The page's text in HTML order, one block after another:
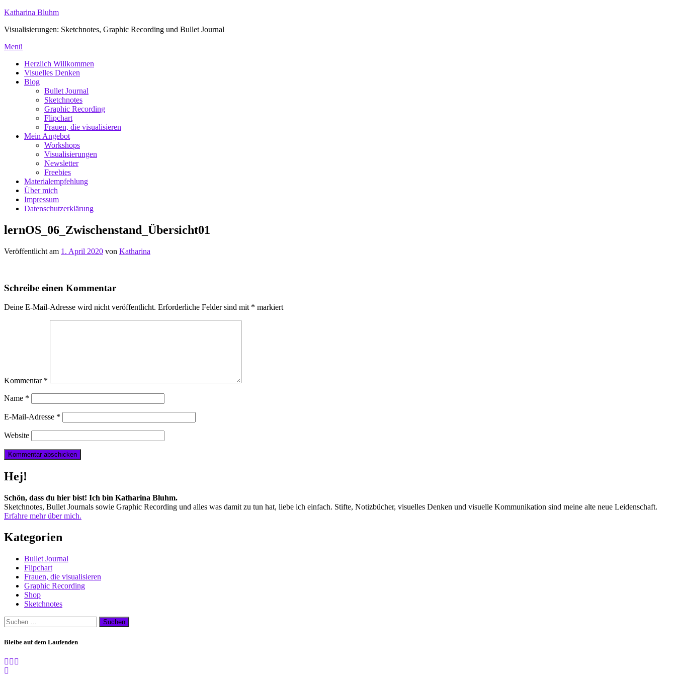
Zum
springen
Katharina Bluhm
Visualisierungen: Sketchnotes, Graphic Recording und Bullet Journal
Menü
Herzlich Willkommen
Visuelles Denken
Blog
Bullet Journal
Sketchnotes
Graphic Recording
Flipchart
Frauen, die visualisieren
Mein Angebot
Workshops
Visualisierungen
Newsletter
Freebies
Materialempfehlung
Über mich
Impressum
Datenschutzerklärung
lernOS_06_Zwischenstand_Übersicht01
Veröffentlicht am 1. April 2020 von Katharina
Schreibe einen Kommentar
Deine E-Mail-Adresse wird nicht veröffentlicht. Erforderliche Felder sind mit * markiert
Kommentar *
Name *
E-Mail-Adresse *
Website
Hej!
Schön, dass du hier bist! Ich bin Katharina Bluhm.
Sketchnotes, Bullet Journals sowie Graphic Recording und alles was damit zu tun hat, liebe ich einfach. Stifte, Notizbücher, visuelles Denken und visuelle Kommunikation sind meine alte neue Leidenschaft.
Erfahre mehr über mich.
Kategorien
Bullet Journal
Flipchart
Frauen, die visualisieren
Graphic Recording
Shop
Sketchnotes
Suchen
nach:
Bleibe auf dem Laufenden